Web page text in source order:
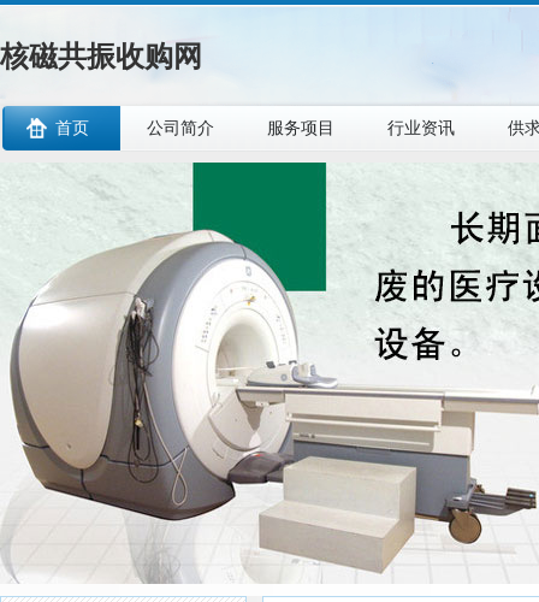
核磁共振收购网
首页 公司简介 服务项目 行业资讯 供